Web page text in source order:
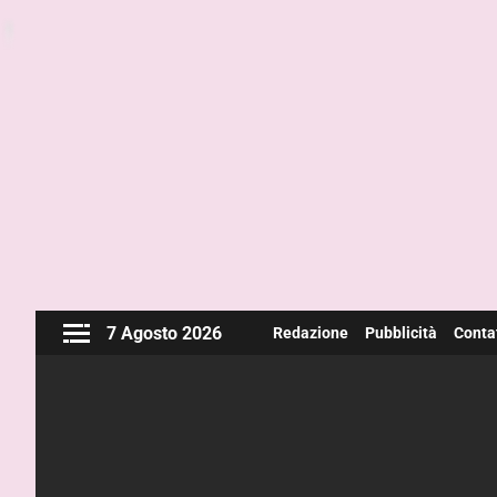
7 Agosto 2026 Redazione Pubblicità